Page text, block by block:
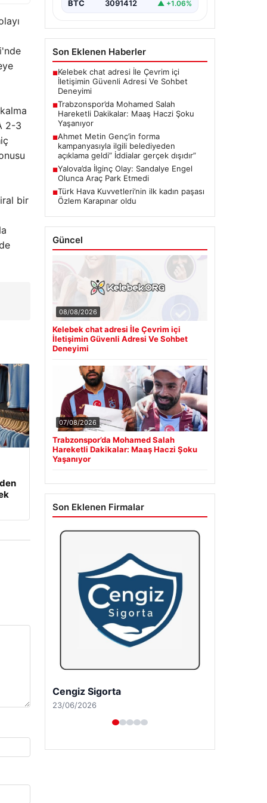
2-3
bir
BTC 3091412 ▲ +1.06%
Son Eklenen Haberler
■Kelebek chat adresi İle Çevrim içi
İletişimin Güvenli Adresi Ve Sohbet
Deneyimi
■Trabzonspor’da Mohamed Salah
Hareketli Dakikalar: Maaş Haczi Şoku
Yaşanıyor
■Ahmet Metin Genç’in forma
kampanyasıyla ilgili belediyeden
açıklama geldi” İddialar gerçek dışıdır”
■Yalova’da İlginç Olay: Sandalye Engel
Olunca Araç Park Etmedi
■Türk Hava Kuvvetleri’nin ilk kadın paşası
Özlem Karapınar oldu
Güncel
08/08/2026
Kelebek chat adresi İle Çevrim içi
İletişimin Güvenli Adresi Ve Sohbet
Deneyimi
07/08/2026
Trabzonspor’da Mohamed Salah
Hareketli Dakikalar: Maaş Haczi Şoku
Yaşanıyor
Son Eklenen Firmalar
Hastaş Beton
26/05/2026